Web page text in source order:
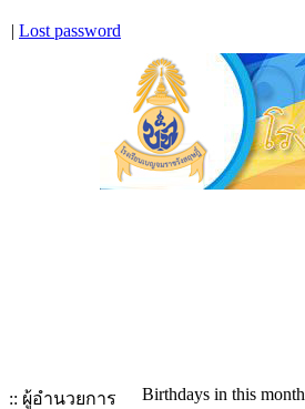
| Lost password
:: ผู้อำนวยการ
Birthdays in this month